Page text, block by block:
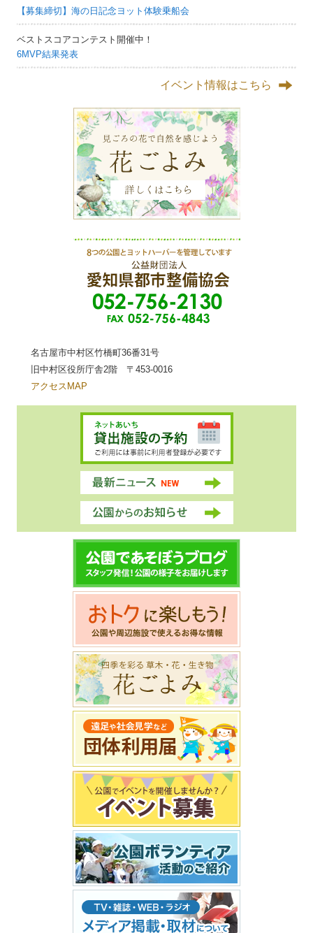
【募集締切】海の日記念ヨット体験乗船会
ベストスコアコンテスト開催中！
6MVP結果発表
イベント情報はこちら
名古屋市中村区竹橋町36番31号
旧中村区役所庁舎2階 〒453-0016
アクセスMAP